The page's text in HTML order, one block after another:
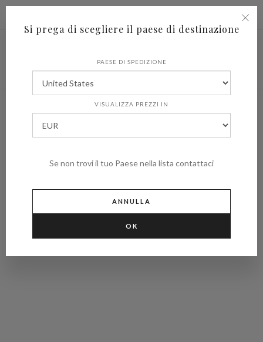
Si prega di scegliere il paese di destinazione
PAESE DI SPEDIZIONE
VISUALIZZA PREZZI IN
Se non trovi il tuo Paese nella lista contattaci
ANNULLA
OK